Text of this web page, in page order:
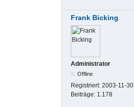
Frank Bicking
Administrator
Offline
Registriert: 2003-11-30
Beiträge: 1.178